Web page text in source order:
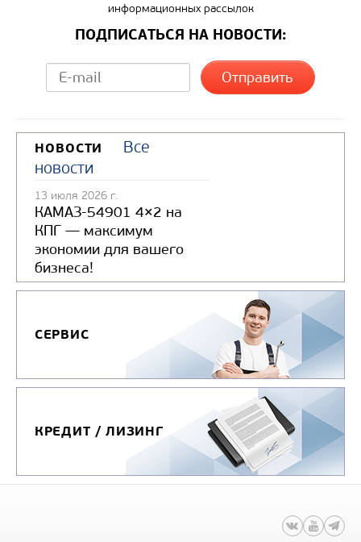
информационных рассылок
ПОДПИСАТЬСЯ НА НОВОСТИ:
НОВОСТИ
Все
новости
13 июля 2026 г.
КАМАЗ-54901 4×2 на
КПГ — максимум
экономии для вашего
бизнеса!
СЕРВИС
КРЕДИТ / ЛИЗИНГ